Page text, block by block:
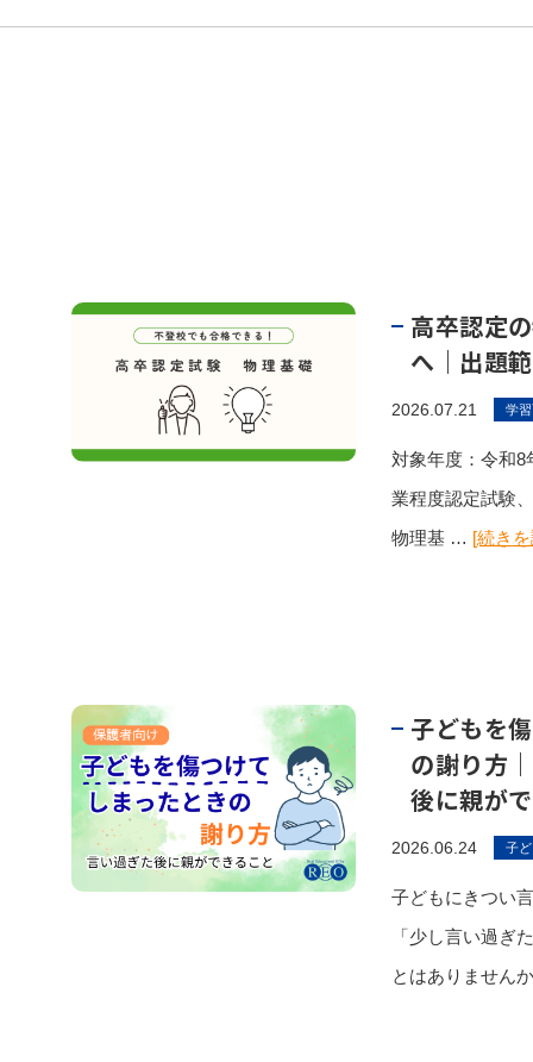
高卒認定
へ｜出題
2026.07.21 学
対象年度：令和8
業程度認定試験
物理基 … [続き
子どもを
の謝り方
後に親が
2026.06.24 子
子どもにきつい
「少し言い過ぎ
とはありません